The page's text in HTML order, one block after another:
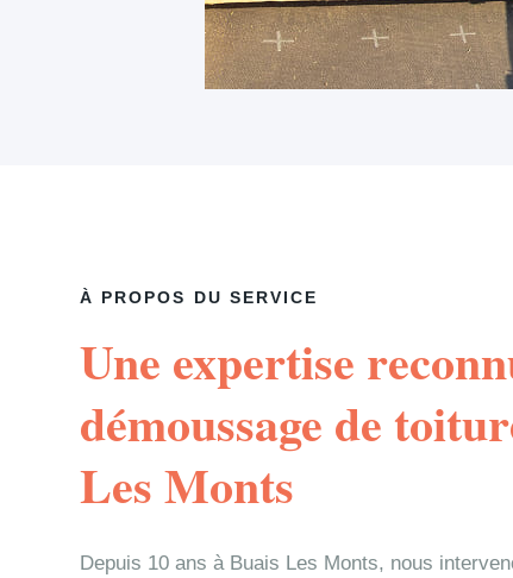
À PROPOS DU SERVICE
Une expertise
démoussage de
Les Monts
Depuis 10 ans à Buais Les Monts, nous